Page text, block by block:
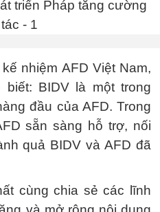
nhiệm AFD Việt Nam,
BIDV là một trong
đầu của AFD. Trong
sẵn sàng hỗ trợ, nối
quả BIDV và AFD đã
cùng chia sẻ các lĩnh